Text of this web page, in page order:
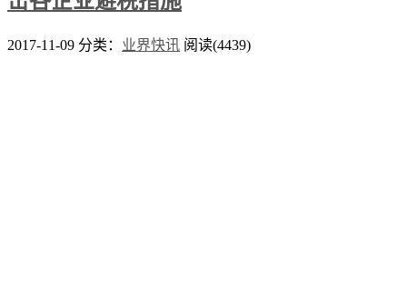
2017-11-09 分类： 业界快讯 阅读(4439)